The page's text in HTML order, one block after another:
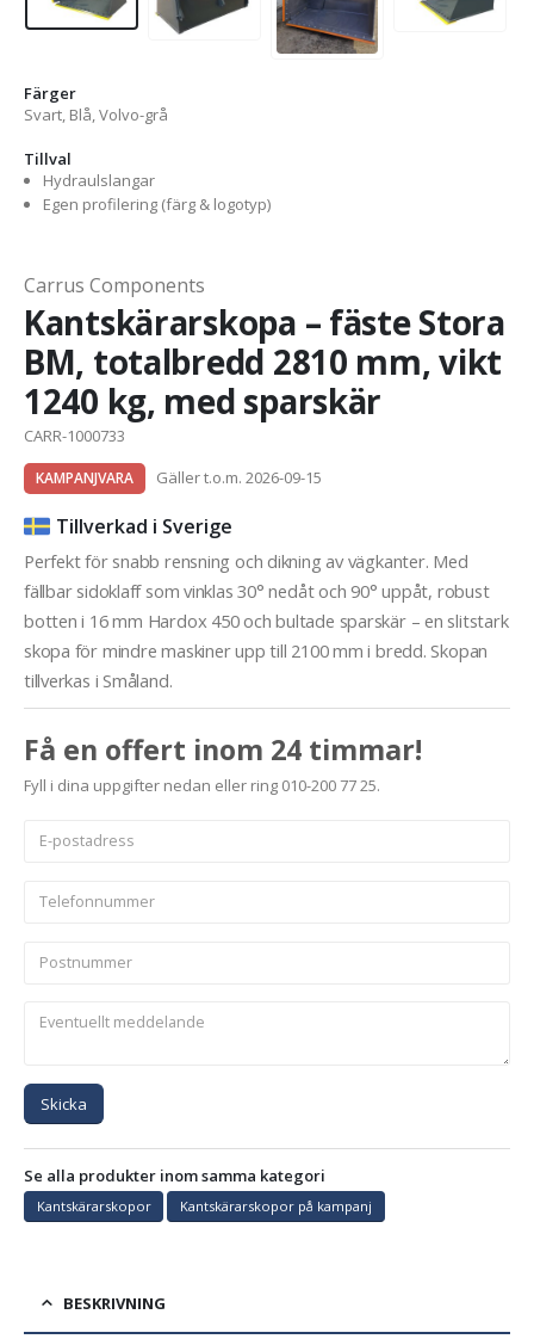
Färger
Svart, Blå, Volvo-grå
Tillval
Hydraulslangar
Egen profilering (färg & logotyp)
Carrus Components
Kantskärarskopa – fäste Stora
BM, totalbredd 2810 mm, vikt
1240 kg, med sparskär
CARR-1000733
KAMPANJVARA Gäller t.o.m. 2026-09-15
Tillverkad i Sverige
Perfekt för snabb rensning och dikning av vägkanter. Med
fällbar sidoklaff som vinklas 30° nedåt och 90° uppåt, robust
botten i 16 mm Hardox 450 och bultade sparskär – en slitstark
skopa för mindre maskiner upp till 2100 mm i bredd. Skopan
tillverkas i Småland.
Få en offert inom 24 timmar!
Fyll i dina uppgifter nedan eller ring 010-200 77 25.
Skicka
Se alla produkter inom samma kategori
Kantskärarskopor Kantskärarskopor på kampanj
BESKRIVNING